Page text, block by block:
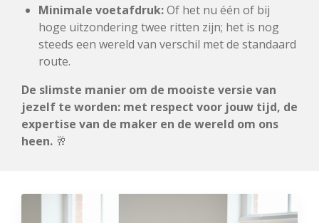
Minimale voetafdruk:Of het nu één of bij
hoge uitzondering twee ritten zijn; het is nog
steeds een wereld van verschil met de standaard
route.
De slimste manier om de mooiste versie van
jezelf te worden: met respect voor jouw tijd, de
expertise van de maker en de wereld om ons
heen. 🥂